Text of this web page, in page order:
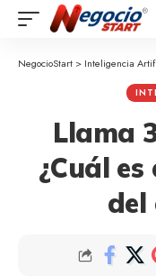
NegocioStart > Inteligencia
Llama
¿Cuál
del